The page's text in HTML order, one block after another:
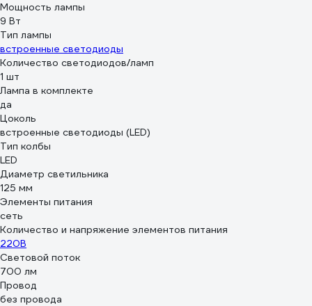
Мощность лампы
9 Вт
Тип лампы
встроенные светодиоды
Количество светодиодов/ламп
1 шт
Лампа в комплекте
да
Цоколь
встроенные светодиоды (LED)
Тип колбы
LED
Диаметр светильника
125 мм
Элементы питания
сеть
Количество и напряжение элементов питания
220В
Световой поток
700 лм
Провод
без провода